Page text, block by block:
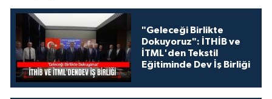
"Geleceği Birlikte
Dokuyoruz": İTHİB ve
İTML'den Tekstil
Eğitiminde Dev İş Birliği